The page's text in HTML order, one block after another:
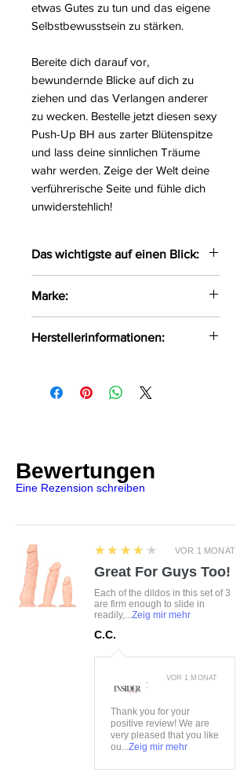
etwas Gutes zu tun und das eigene
Selbstbewusstsein zu stärken.
Bereite dich darauf vor,
bewundernde Blicke auf dich zu
ziehen und das Verlangen anderer
zu wecken. Bestelle jetzt diesen sexy
Push-Up BH aus zarter Blütenspitze
und lass deine sinnlichen Träume
wahr werden. Zeige der Welt deine
verführerische Seite und fühle dich
unwiderstehlich!
Das wichtigste auf einen Blick:
zarter Blütenspitze
Mit eingearbeiteten Bügeln
und verstellbaren Trägern
versehen
Material:85%Polyamid,
10%Elasthan, 5%Baumwolle
Marke:
Herstellerinformationen:
Grądy 5 Działoszyn, Polen, 98-
Bewertungen
Eine Rezension schreiben
VOR 1 MONAT
4
★★★★★
Great For Guys Too!
Each of the dildos in this set of 3
are firm enough to slide in
readily,...Zeig mir mehr
C.C.
:
Thank you for your
positive review! We are
very pleased that you like
ou...Zeig mir mehr
VOR 1 MONAT